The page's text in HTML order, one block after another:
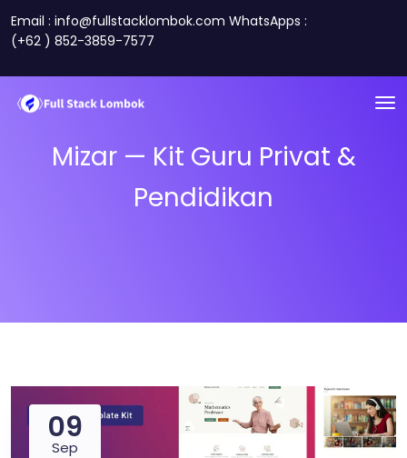
Email : info@fullstacklombok.com WhatsApps :
(+62 ) 852-3859-7577
Mizar — Kit Guru Privat &
Pendidikan
09
Sep